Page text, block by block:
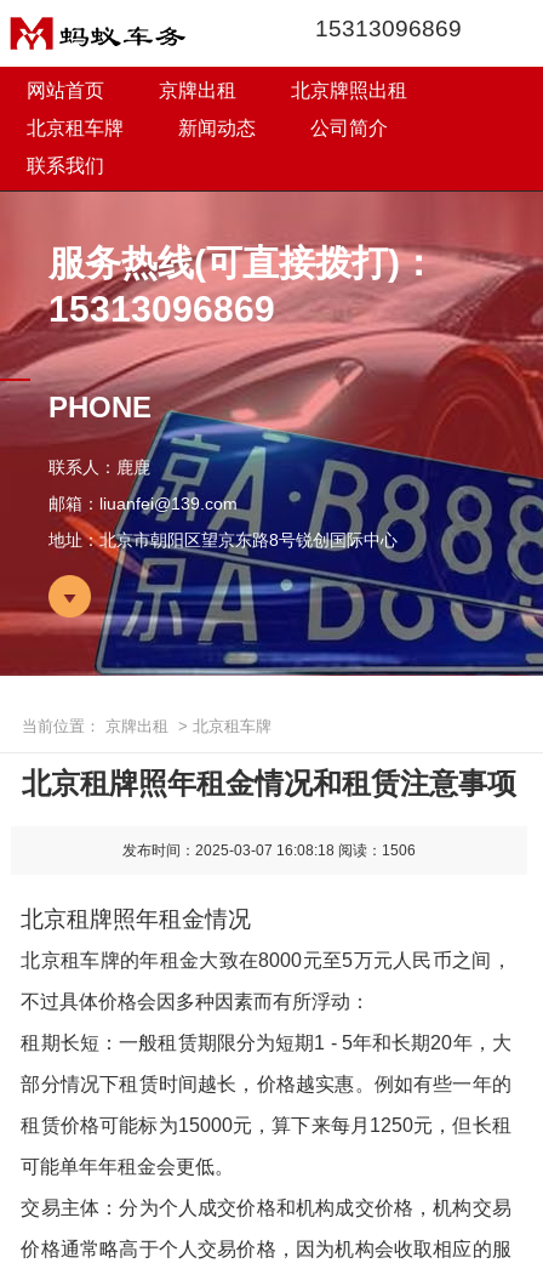
15313096869
网站首页 京牌出租
北京牌照出租
北京租车牌
新闻动态
公司简介
联系我们
服务热线(可直接拨打)：
15313096869
PHONE
联系人：鹿鹿
邮箱：liuanfei@139.com
地址：北京市朝阳区望京东路8号锐创国际中心
当前位置： 京牌出租 > 北京租车牌
北京租牌照年租金情况和租赁注意事项
发布时间：2025-03-07 16:08:18 阅读：1506
北京租牌照年租金情况
北京租车牌的年租金大致在8000元至5万元人民币之间，
不过具体价格会因多种因素而有所浮动：
租期长短：一般租赁期限分为短期1 - 5年和长期20年，大
部分情况下租赁时间越长，价格越实惠。例如有些一年的
租赁价格可能标为15000元，算下来每月1250元，但长租
可能单年年租金会更低。
交易主体：分为个人成交价格和机构成交价格，机构交易
价格通常略高于个人交易价格，因为机构会收取相应的服